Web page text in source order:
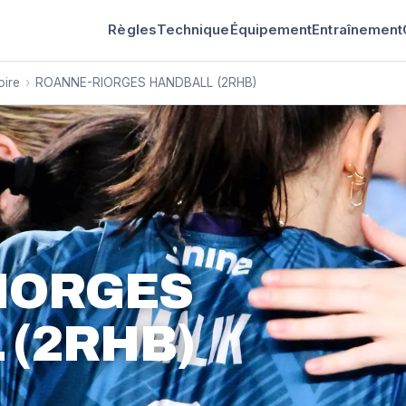
RèglesTechniqueÉquipementEntraînement
› ROANNE-RIORGES HANDBALL (2RHB)